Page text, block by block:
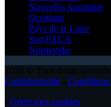
Nouvelle-Aquitaine
Occitanie
Pays de la Loire
Sud PACA
Normandie
Confidentialité
Conditions
Gérer mes cookies